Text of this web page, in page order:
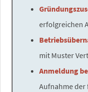
erfolgreichen
mit Muster
Anmeldung
Aufnahme